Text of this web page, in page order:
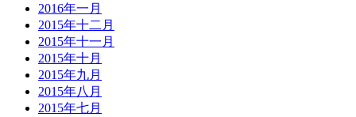
2016年一月
2015年十二月
2015年十一月
2015年十月
2015年九月
2015年八月
2015年七月